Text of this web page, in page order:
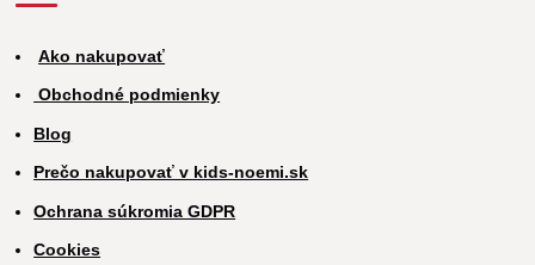
Ako nakupovať
Obchodné podmienky
Blog
Prečo nakupovať v kids-noemi.sk
Ochrana súkromia GDPR
Cookies